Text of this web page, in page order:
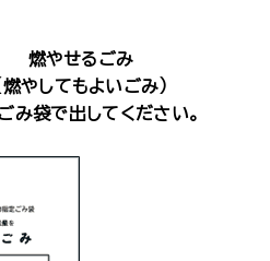
燃やせるごみ
燃やしてもよいごみ）
み袋で出してください。